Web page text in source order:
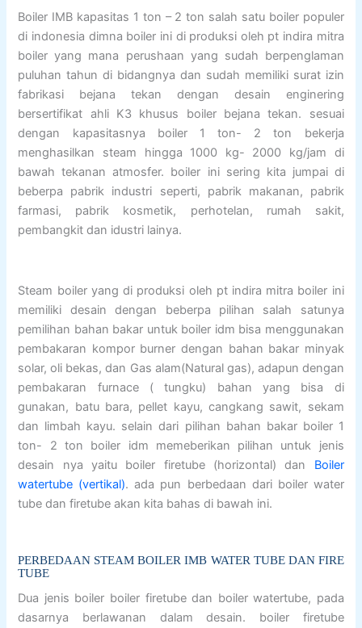
Boiler IMB kapasitas 1 ton – 2 ton salah satu boiler populer
di indonesia dimna boiler ini di produksi oleh pt indira mitra
boiler yang mana perushaan yang sudah berpenglaman
puluhan tahun di bidangnya dan sudah memiliki surat izin
fabrikasi bejana tekan dengan desain enginering
bersertifikat ahli K3 khusus boiler bejana tekan. sesuai
dengan kapasitasnya boiler 1 ton- 2 ton bekerja
menghasilkan steam hingga 1000 kg- 2000 kg/jam di
bawah tekanan atmosfer. boiler ini sering kita jumpai di
beberpa pabrik industri seperti, pabrik makanan, pabrik
farmasi, pabrik kosmetik, perhotelan, rumah sakit,
pembangkit dan idustri lainya.
Steam boiler yang di produksi oleh pt indira mitra boiler ini
memiliki desain dengan beberpa pilihan salah satunya
pemilihan bahan bakar untuk boiler idm bisa menggunakan
pembakaran kompor burner dengan bahan bakar minyak
solar, oli bekas, dan Gas alam(Natural gas), adapun dengan
pembakaran furnace ( tungku) bahan yang bisa di
gunakan, batu bara, pellet kayu, cangkang sawit, sekam
dan limbah kayu. selain dari pilihan bahan bakar boiler 1
ton- 2 ton boiler idm memeberikan pilihan untuk jenis
desain nya yaitu boiler firetube (horizontal) dan Boiler
watertube (vertikal). ada pun berbedaan dari boiler water
tube dan firetube akan kita bahas di bawah ini.
PERBEDAAN STEAM BOILER IMB WATER TUBE DAN FIRE
TUBE
Dua jenis boiler boiler firetube dan boiler watertube, pada
dasarnya berlawanan dalam desain. boiler firetube